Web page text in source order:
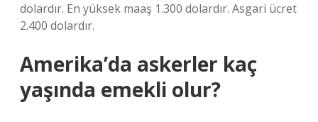
dolardır. En yüksek maaş 1.300 dolardır. Asgari ücret
2.400 dolardır.
Amerika’da askerler kaç
yaşında emekli olur?